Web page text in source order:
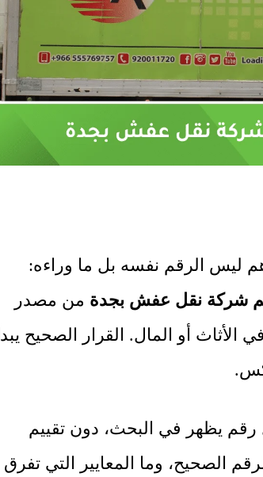
ليس الرقم نفسه بل ما وراءه:
شركة نقل عفش بجدة من مصدر
أو المال. القرار الصحيح يبدأ
رقم يظهر في البحث، دون تقييم
الصحيح، وما المعايير التي تفرق